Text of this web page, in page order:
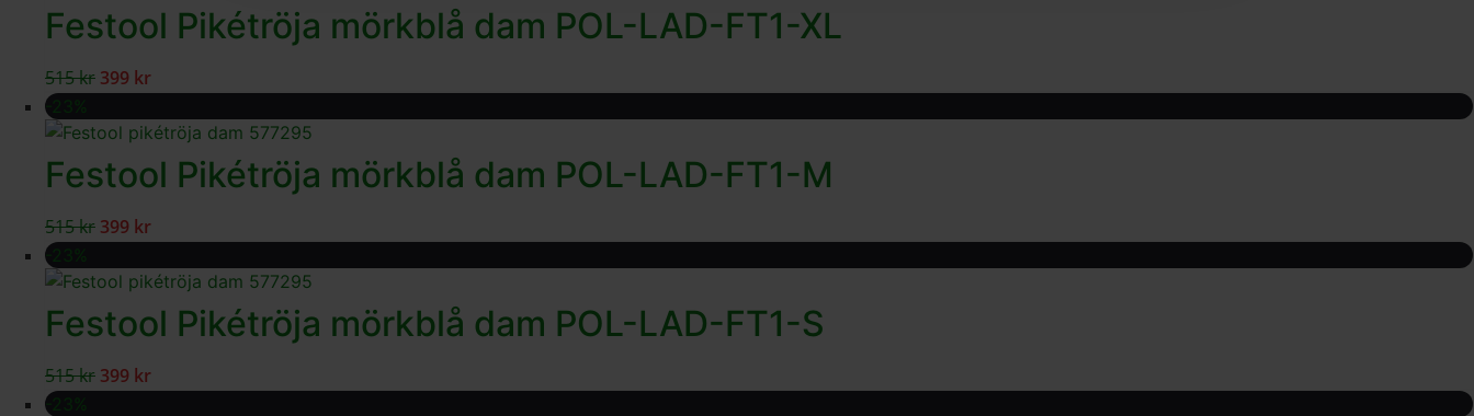
Festool Pikétröja mörkblå dam POL-LAD-FT1-XL
515kr 399 kr
-23%
Festool Pikétröja mörkblå dam POL-LAD-FT1-M
515kr 399 kr
-23%
Festool Pikétröja mörkblå dam POL-LAD-FT1-S
515kr 399 kr
-23%